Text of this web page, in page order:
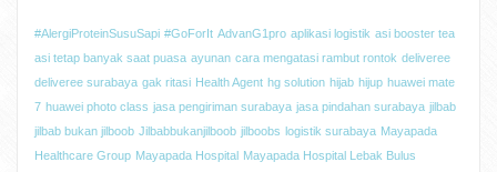
#AlergiProteinSusuSapi #GoForIt AdvanG1pro aplikasi logistik asi booster tea
asi tetap banyak saat puasa ayunan cara mengatasi rambut rontok deliveree
deliveree surabaya gak ritasi Health Agent hg solution hijab hijup huawei mate
7 huawei photo class jasa pengiriman surabaya jasa pindahan surabaya jilbab
jilbab bukan jilboob Jilbabbukanjilboob jilboobs logistik surabaya Mayapada
Healthcare Group Mayapada Hospital Mayapada Hospital Lebak Bulus